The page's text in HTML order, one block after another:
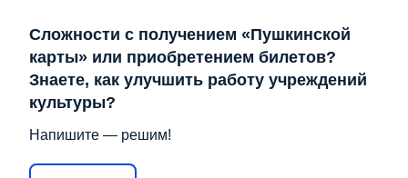
Сложности с получением «Пушкинской
карты» или приобретением билетов?
Знаете, как улучшить работу учреждений
культуры?
Напишите — решим!